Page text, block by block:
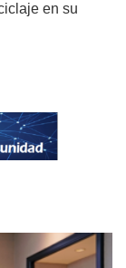
en su